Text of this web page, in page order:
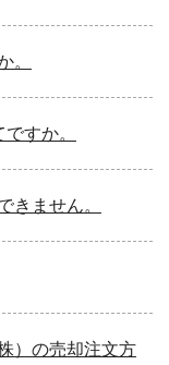
。
すか。
きません。
）の売却注文方